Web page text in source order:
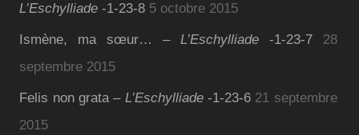
L’Eschylliade -1-23-8 5 octobre 2015
Ismène, ma sœur… – L’Eschylliade-1-23-7
28
septembre 2015
Felis non grata – L’Eschylliade-1-23-6 21 septembre
2015